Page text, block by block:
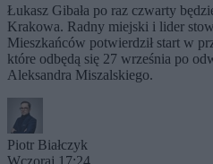
Łukasz Gibała po raz czwarty
Krakowa. Radny miejski i lider
Mieszkańców potwierdził start w
które odbędą się 27 września po
Aleksandra Miszalskiego.
Piotr Białczyk